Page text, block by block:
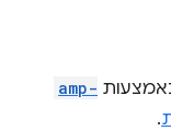
amp-
.